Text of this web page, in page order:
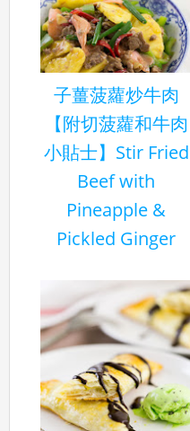
子薑菠蘿炒牛肉
【附切菠蘿和牛肉
小貼士】Stir Fried
Beef with
Pineapple &
Pickled Ginger